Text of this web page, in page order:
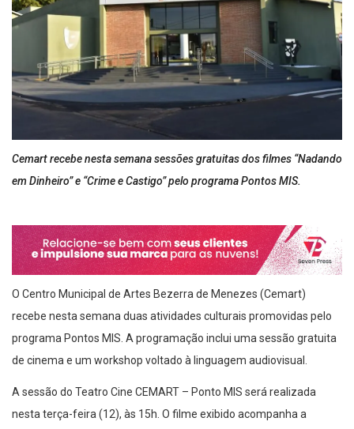
Cemart recebe nesta semana sessões gratuitas dos filmes “Nadando
em Dinheiro” e “Crime e Castigo” pelo programa Pontos MIS.
O Centro Municipal de Artes Bezerra de Menezes (Cemart)
recebe nesta semana duas atividades culturais promovidas pelo
programa Pontos MIS. A programação inclui uma sessão gratuita
de cinema e um workshop voltado à linguagem audiovisual.
A sessão do Teatro Cine CEMART – Ponto MIS será realizada
nesta terça-feira (12), às 15h. O filme exibido acompanha a